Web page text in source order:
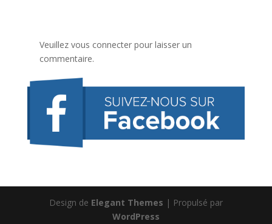
Veuillez vous connecter pour laisser un
commentaire.
Design de Elegant Themes | Propulsé par
WordPress